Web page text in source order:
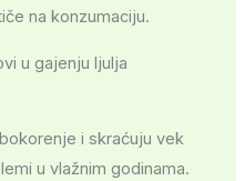
na konzumaciju.
i skraćuju vek
u vlažnim godinama.